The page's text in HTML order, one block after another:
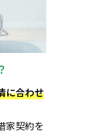
に合わせ
家契約を